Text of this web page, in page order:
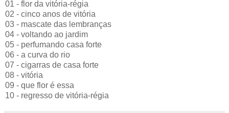
01 - flor da vitória-régia
02 - cinco anos de vitória
03 - mascate das lembranças
04 - voltando ao jardim
05 - perfumando casa forte
06 - a curva do rio
07 - cigarras de casa forte
08 - vitória
09 - que flor é essa
10 - regresso de vitória-régia